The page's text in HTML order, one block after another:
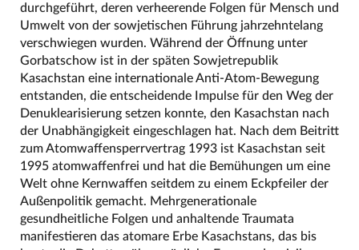
durchgeführt, deren verheerende Folgen für Mensch und
Umwelt von der sowjetischen Führung jahrzehntelang
verschwiegen wurden. Während der Öffnung unter
Gorbatschow ist in der späten Sowjetrepublik
Kasachstan eine internationale Anti-Atom-Bewegung
entstanden, die entscheidende Impulse für den Weg der
Denuklearisierung setzen konnte, den Kasachstan nach
der Unabhängigkeit eingeschlagen hat. Nach dem Beitritt
zum Atomwaffensperrvertrag 1993 ist Kasachstan seit
1995 atomwaffenfrei und hat die Bemühungen um eine
Welt ohne Kernwaffen seitdem zu einem Eckpfeiler der
Außenpolitik gemacht. Mehrgenerationale
gesundheitliche Folgen und anhaltende Traumata
manifestieren das atomare Erbe Kasachstans, das bis